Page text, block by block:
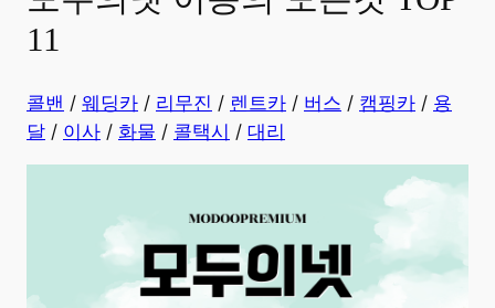
11
콜밴 / 웨딩카 / 리무진 / 렌트카 / 버스 / 캠핑카 / 용
달 / 이사 / 화물 / 콜택시 / 대리